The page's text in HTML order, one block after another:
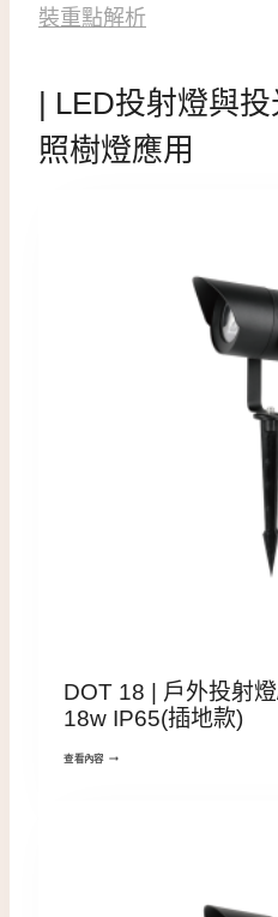
裝重點解析
| LED投射燈與
照樹燈應用
DOT 18 | 戶外投射
18w IP65(插地款)
查看內容